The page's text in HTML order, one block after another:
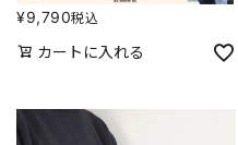
¥9,790税込
カートに入れる